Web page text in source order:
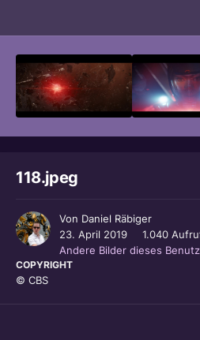
118.jpeg
Von Daniel Räbiger
23. April 2019
1.040
Andere Bilder dieses
COPYRIGHT
© CBS